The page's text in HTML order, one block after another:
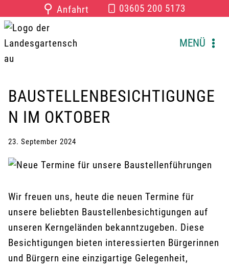
Inhalt
springen
⚲ Anfahrt 03605 200 5173
MENÜ
BAUSTELLENBESICHTIGUNGE
N IM OKTOBER
23. September 2024
Wir freuen uns, heute die neuen Termine für
unsere beliebten Baustellenbesichtigungen auf
unseren Kerngeländen bekanntzugeben. Diese
Besichtigungen bieten interessierten Bürgerinnen
und Bürgern eine einzigartige Gelegenheit,